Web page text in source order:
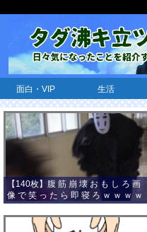
面白・VIP 生活
【140枚】腹 筋 崩 壊 お も し ろ 画
像 で 笑 っ た ら 即 寝 ろ ｗ ｗ ｗ ｗ
ｗ ｗ ｗ ｗ ｗ ｗ ｗ ｗ